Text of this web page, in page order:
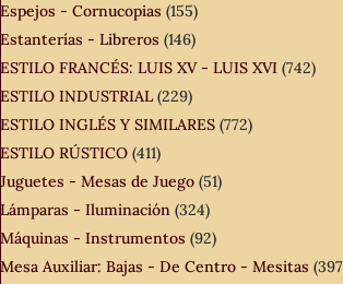
Espejos - Cornucopias (155)
Estanterías - Libreros (146)
ESTILO FRANCÉS: LUIS XV - LUIS XVI (742)
ESTILO INDUSTRIAL (229)
ESTILO INGLÉS Y SIMILARES (772)
ESTILO RÚSTICO (411)
Juguetes - Mesas de Juego (51)
Lámparas - Iluminación (324)
Máquinas - Instrumentos (92)
Mesa Auxiliar: Bajas - De Centro - Mesitas